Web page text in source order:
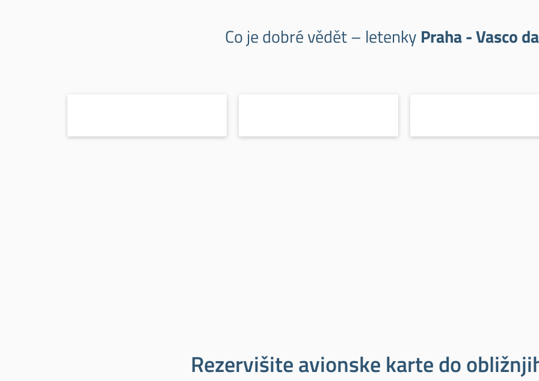
Co je dobré vědět – letenky Praha - Vasco
Rezervišite avionske karte do